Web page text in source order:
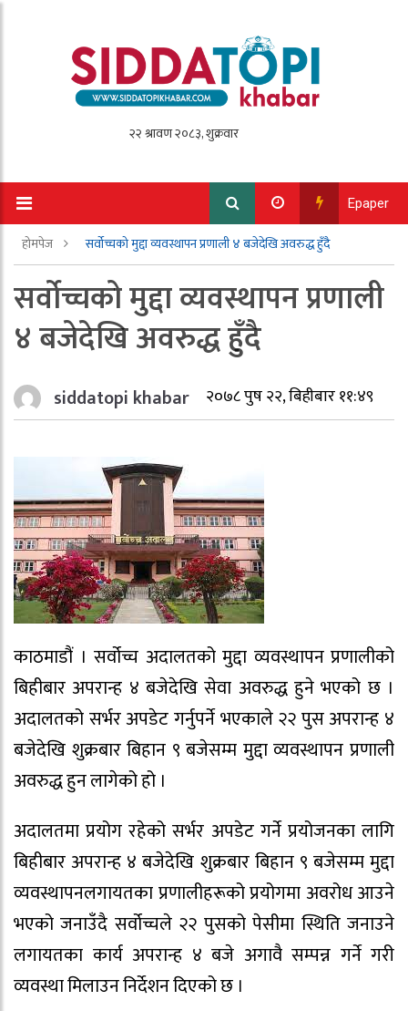
Epaper
होमपेज सर्वोच्चको मुद्दा व्यवस्थापन प्रणाली ४ बजेदेखि अवरुद्ध हुँदै
सर्वोच्चको मुद्दा व्यवस्थापन प्रणाली
४ बजेदेखि अवरुद्ध हुँदै
siddatopi khabar २०७८ पुष २२, बिहीबार ११:४९
काठमाडौं । सर्वोच्च अदालतको मुद्दा व्यवस्थापन प्रणालीको
बिहीबार अपरान्ह ४ बजेदेखि सेवा अवरुद्ध हुने भएको छ ।
अदालतको सर्भर अपडेट गर्नुपर्ने भएकाले २२ पुस अपरान्ह ४
बजेदेखि शुक्रबार बिहान ९ बजेसम्म मुद्दा व्यवस्थापन प्रणाली
अवरुद्ध हुन लागेको हो ।
अदालतमा प्रयोग रहेको सर्भर अपडेट गर्ने प्रयोजनका लागि
बिहीबार अपरान्ह ४ बजेदेखि शुक्रबार बिहान ९ बजेसम्म मुद्दा
व्यवस्थापनलगायतका प्रणालीहरूको प्रयोगमा अवरोध आउने
भएको जनाउँदै सर्वोच्चले २२ पुसको पेसीमा स्थिति जनाउने
लगायतका कार्य अपरान्ह ४ बजे अगावै सम्पन्न गर्ने गरी
व्यवस्था मिलाउन निर्देशन दिएको छ ।